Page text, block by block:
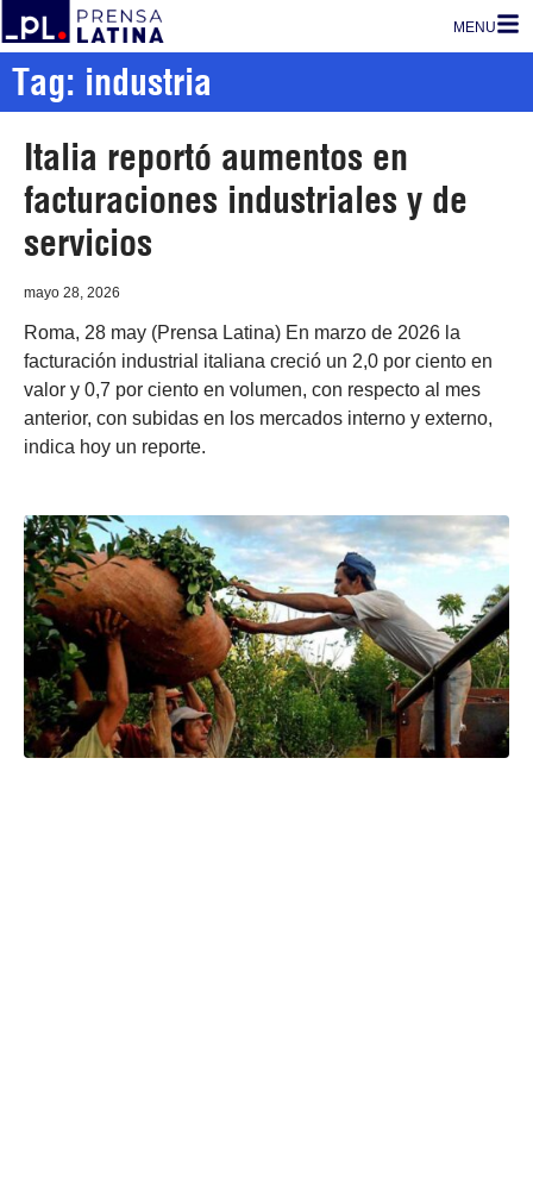
MENU
Tag: industria
Italia reportó aumentos en
facturaciones industriales y de
servicios
mayo 28, 2026
Roma, 28 may (Prensa Latina) En marzo de 2026 la
facturación industrial italiana creció un 2,0 por ciento en
valor y 0,7 por ciento en volumen, con respecto al mes
anterior, con subidas en los mercados interno y externo,
indica hoy un reporte.